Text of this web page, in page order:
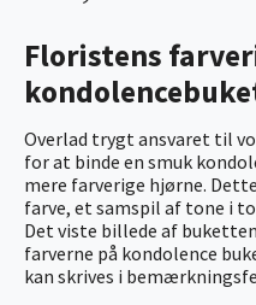
Floristens
Overlad trygt ansvaret til
for at binde en smuk
mere farverige hjørne.
farve, et samspil af tone i
Det viste billede af
farverne på kondolence
kan skrives i